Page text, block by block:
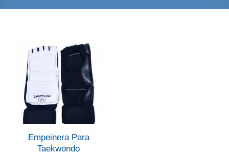
Empeinera Para
Taekwondo